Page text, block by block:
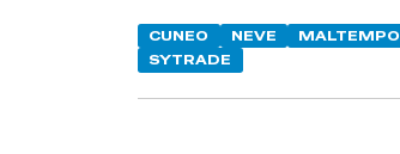
CUNEO NEVE MALTEMPO
SYTRADE